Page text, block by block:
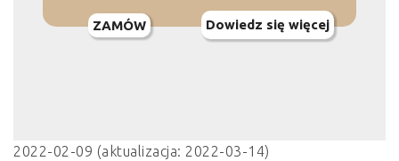
ZAMÓW Dowiedz się więcej
2022-02-09 (aktualizacja: 2022-03-14)